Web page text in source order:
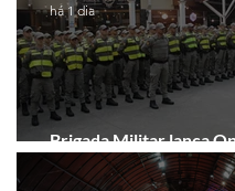
Brigada Militar lança
Convergência na
há 1 dia